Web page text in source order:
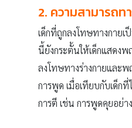
2. ความสามารถ
เด็กที่ถูกลงโทษทางกายเ
นี้ยังกระตั้นให้เด็กแสดง
ลงโทษทางร่างกายและ
การพูด เมื่อเทียบกับเด็ก
การตี เช่น การพูดคุยอย่